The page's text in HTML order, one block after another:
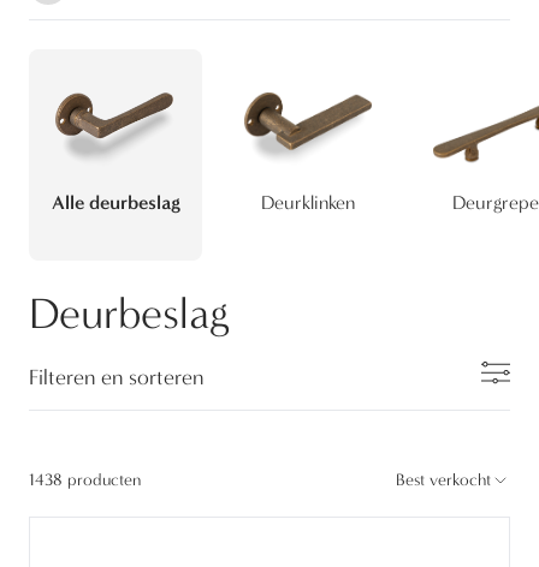
Deurbeslag
Alle deurbeslag Deurklinken
Filteren en sorteren
1438 producten Best verkocht